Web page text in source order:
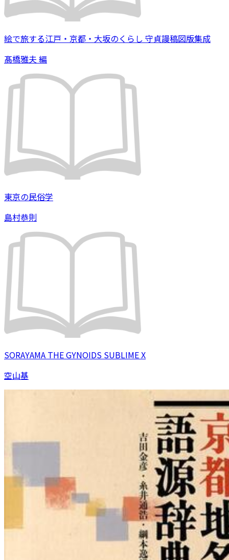
絵で旅する江戸・京都・大坂のくらし 守貞謾稿図版集成
髙橋雅夫 編
東京の民俗学
島村恭則
SORAYAMA THE GYNOIDS SUBLIME X
空山基